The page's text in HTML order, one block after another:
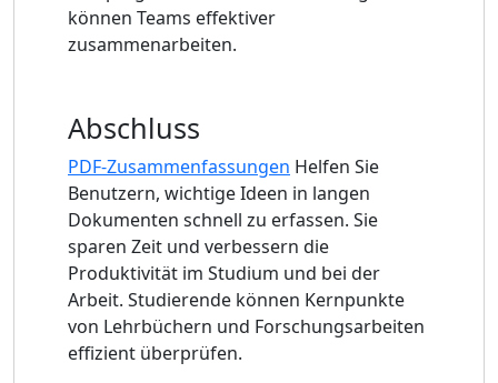
können Teams effektiver
zusammenarbeiten.
Abschluss
PDF-Zusammenfassungen Helfen Sie
Benutzern, wichtige Ideen in langen
Dokumenten schnell zu erfassen. Sie
sparen Zeit und verbessern die
Produktivität im Studium und bei der
Arbeit. Studierende können Kernpunkte
von Lehrbüchern und Forschungsarbeiten
effizient überprüfen.